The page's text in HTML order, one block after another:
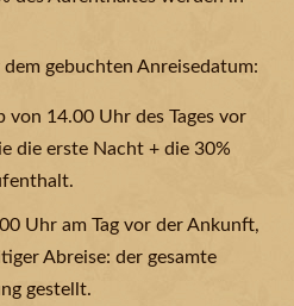
gebuchten Anreisedatum:
14.00 Uhr des Tages vor
die erste Nacht + die 30%
Uhr am Tag vor der Ankunft,
Abreise: der gesamte
gestellt.